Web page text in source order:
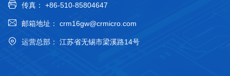
传真： +86-510-85804647
邮箱地址： crm16gw@crmicro.com
运营总部： 江苏省无锡市梁溪路14号